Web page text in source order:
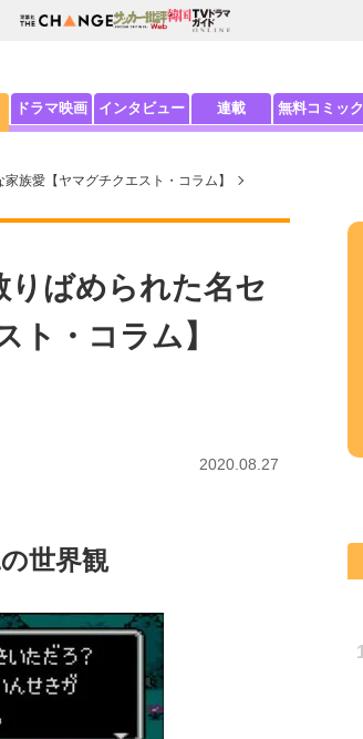
ドラマ映画 インタビュー 連載 無料コミック
族愛【ヤマグチクエスト・コラム】
りばめられた名セ
ト・コラム】
2020.08.27
世界観